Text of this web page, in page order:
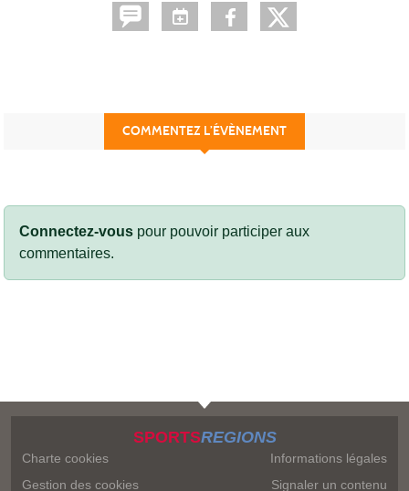
COMMENTEZ L’ÉVÈNEMENT
Connectez-vous pour pouvoir participer aux
commentaires.
SPORTSREGIONS
Charte cookies
Gestion des cookies
Informations légales
Signaler un contenu